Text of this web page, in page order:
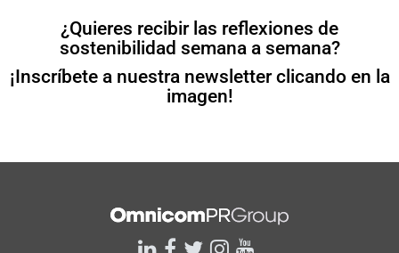
¿Quieres recibir las reflexiones de
sostenibilidad semana a semana?
¡Inscríbete a nuestra newsletter clicando en la
imagen!